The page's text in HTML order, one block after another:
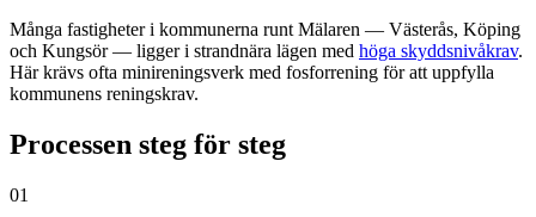
Många fastigheter i kommunerna runt Mälaren — Västerås, Köping
och Kungsör — ligger i strandnära lägen med höga skyddsnivåkrav.
Här krävs ofta minireningsverk med fosforrening för att uppfylla
kommunens reningskrav.
Processen steg för steg
01